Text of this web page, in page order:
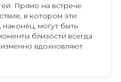
Прямо на встрече
в котором эти
могут быть
близости всегда
вдохновляют